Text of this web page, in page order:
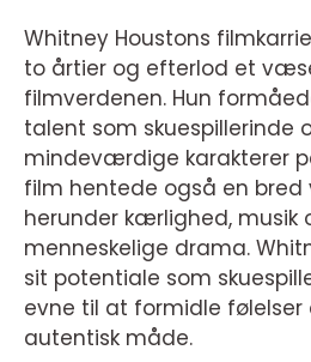
Whitney Houstons
to årtier og efterlod et
filmverdenen. Hun
talent som skuespillerinde
mindeværdige karakterer
film hentede også en
herunder kærlighed, musik
menneskelige drama.
sit potentiale som
evne til at formidle følelser
autentisk måde.